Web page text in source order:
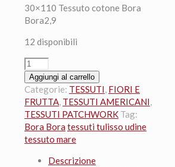
30×110 Tessuto cotone Bora
Bora2,9
12 disponibili
30x110
Tessuto
cotone
Bora
Bora
quantità
Aggiungi al carrello
Categorie: TESSUTI, FIORI E
FRUTTA, TESSUTI AMERICANI,
TESSUTI PATCHWORK Tag:
Bora Bora tessuti tulisso udine
tessuto mare
Descrizione